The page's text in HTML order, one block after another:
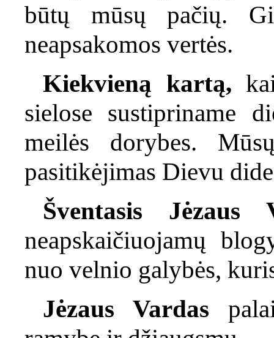
būtų mūsų pačių.
neapsakomos vertės.
Kiekvieną kartą,
sielose sustipriname
meilės dorybes.
pasitikėjimas Dievu
Šventasis Jėzaus
neapskaičiuojamų
nuo velnio galybės,
Jėzaus Vardas